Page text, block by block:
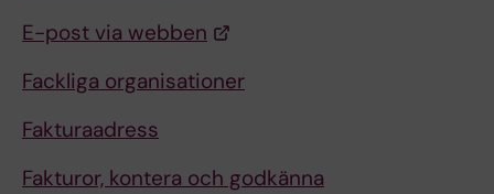
E-post via webben
Fackliga organisationer
Fakturaadress
Fakturor, kontera och godkänna